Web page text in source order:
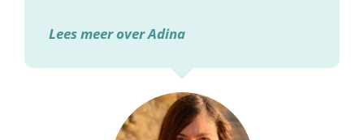
Lees meer over Adina